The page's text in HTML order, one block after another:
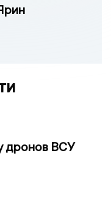
дронов ВСУ